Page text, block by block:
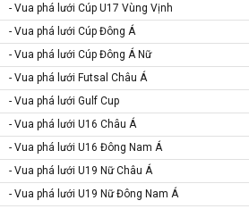
- Vua phá lưới Cúp U17 Vùng Vịnh
- Vua phá lưới Cúp Đông Á
- Vua phá lưới Cúp Đông Á Nữ
- Vua phá lưới Futsal Châu Á
- Vua phá lưới Gulf Cup
- Vua phá lưới U16 Châu Á
- Vua phá lưới U16 Đông Nam Á
- Vua phá lưới U19 Nữ Châu Á
- Vua phá lưới U19 Nữ Đông Nam Á